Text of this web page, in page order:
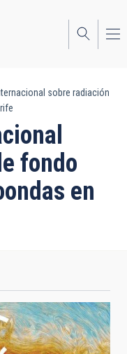
sobre radiación
fondo
en